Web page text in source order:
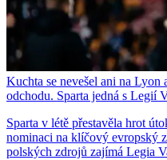
Kuchta se nevešel ani na
odchodu. Sparta jedná s Legií
Sparta v létě přestavěla hrot
nominaci na klíčový evropský
polských zdrojů zajímá Legia